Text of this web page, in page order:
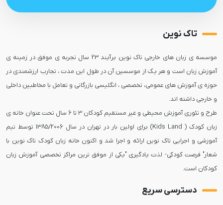
تاک نوین
موسسه ی زبان های خارجی تاک نوین برآیند 23 سال تجربه ی موفق در زمینه ی
آموزش زبان است و هر یک از موسسین آن در طول این مدت ، تجارب ارزشمندی در
حوزه ی آموزش های عمومی، تخصصی ، انگلیسی بازرگانی و تعامل با مخاطبین داخلی
طرح و تئوری آموزش محیطی و غیر مستقیم کودکان 3 تا 6 سال تحت عنوان خانه ی
زبان کودک ( Kids Land) برای اولین بار در تهران در سال 1385/2006 توسط تیم
آموزشی و اجرایی تاک نوین ارائه و اجرا شد و اکنون خانه زبان کودک تاک نوین با
شعار" فرصت کودکی- لذت یادگیری "یکی از موفق ترین مراکز تخصصی آموزش زبان
کودکان است.
دسترسی سریع